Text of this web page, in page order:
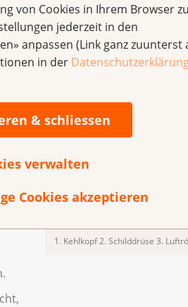
von Cookies in Ihrem Browser
jederzeit in den
anpassen (Link ganz zuunterst
in der
& schliessen
verwalten
Cookies akzeptieren
1. Kehlkopf 2. Schilddrüse 3.
ist.